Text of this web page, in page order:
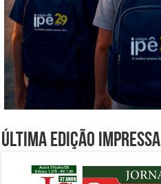
Última edição impressa